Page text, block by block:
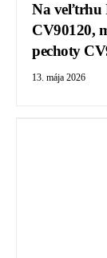
Na veľtrhu
CV90120,
pechoty
13. mája 2026